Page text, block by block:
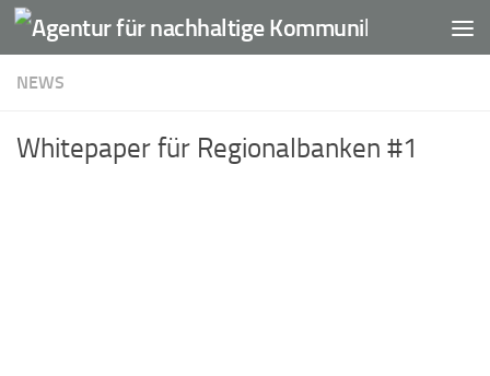
Unter dem Inhalt
NEWS
Whitepaper für Regionalbanken #1